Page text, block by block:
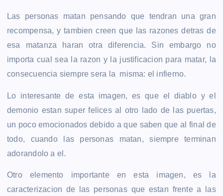
Las personas matan pensando que tendran una gran
recompensa, y tambien creen que las razones detras de
esa matanza haran otra diferencia. Sin embargo no
importa cual sea la razon y la justificacion para matar, la
consecuencia siempre sera la misma: el infierno.
Lo interesante de esta imagen, es que el diablo y el
demonio estan super felices al otro lado de las puertas,
un poco emocionados debido a que saben que al final de
todo, cuando las personas matan, siempre terminan
adorandolo a el.
Otro elemento importante en esta imagen, es la
caracterizacion de las personas que estan frente a las